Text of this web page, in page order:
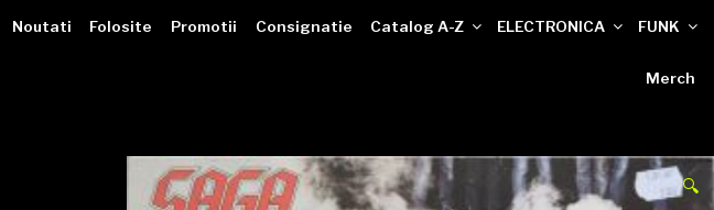
VINILOTECA
Noutati Folosite Promotii Consignatie Catalog A-Z ELECTRONICA FUNK
Merch
🔍